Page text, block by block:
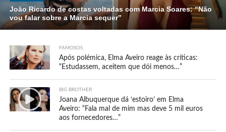
João Ricardo de costas voltadas com Marcia Soares: “Não
vou falar sobre a Marcia sequer”
FAMOSOS
Após polémica, Elma Aveiro reage às críticas:
“Estudassem, aceitem que dói menos…”
BIG BROTHER
Joana Albuquerque dá ‘estoiro’ em Elma
Aveiro: “Fala mal de mim mas deve 5 mil euros
aos fornecedores…”